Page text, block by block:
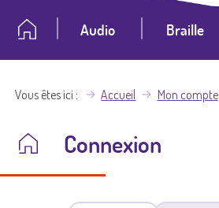
Audio Braille
Vous êtes ici Accueil Mon compte
Connexion